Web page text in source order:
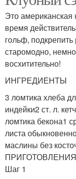
Это американская
время
гольф,
старомодно,
восхитительно!
ИНГРЕДИЕНТЫ
3 ломтика хлеба
индейки2 ст. л.
ломтика бекона1
листа
маслины без
ПРИГОТОВЛЕНИЯ
Шаг 1